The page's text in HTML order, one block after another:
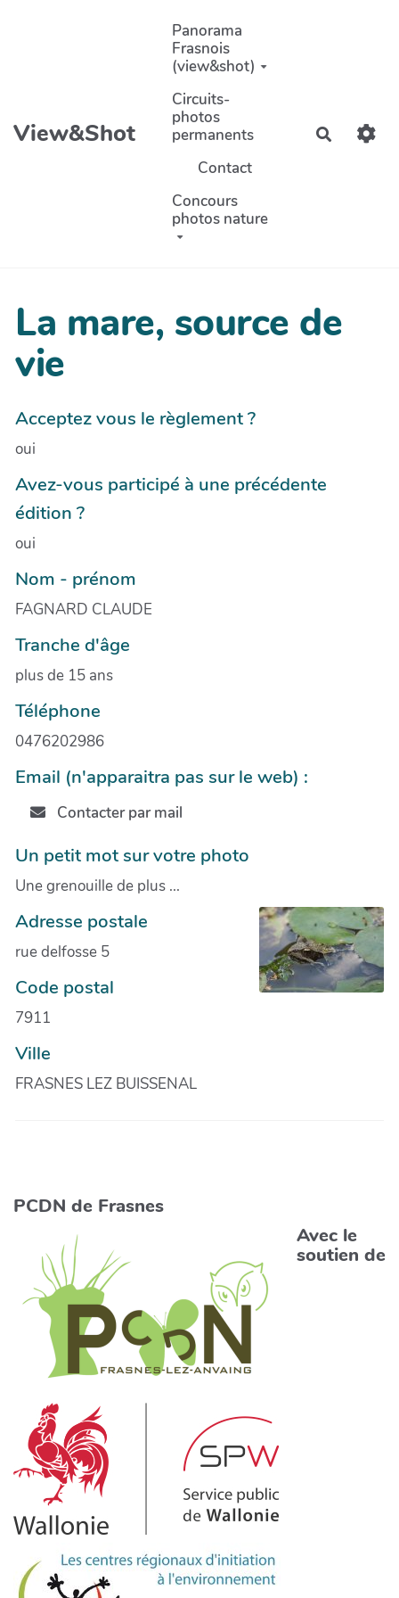
Aller au contenu principal
View&Shot
Panorama
Frasnois
(view&shot)
Circuits-
photos
permanents
Contact
Concours
photos nature
La mare, source de
vie
Acceptez vous le règlement ?
oui
Avez-vous participé à une précédente
édition ?
oui
Nom - prénom
FAGNARD CLAUDE
Tranche d'âge
plus de 15 ans
Téléphone
0476202986
Email (n'apparaitra pas sur le web) :
Contacter par mail
Un petit mot sur votre photo
Une grenouille de plus ...
Adresse postale
rue delfosse 5
Code postal
7911
Ville
FRASNES LEZ BUISSENAL
PCDN de Frasnes
Avec le
soutien de